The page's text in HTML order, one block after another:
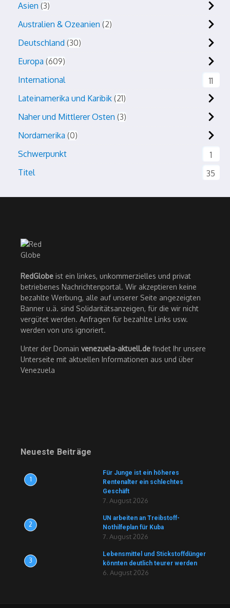
Asien 3
Australien & Ozeanien 2
Deutschland 30
Europa 609
International
11
Lateinamerika und Karibik 21
Naher und Mittlerer Osten 3
Nordamerika 0
Schwerpunkt
1
Titel
35
RedGlobe ist ein linkes, unkommerzielles und privat
betriebenes Nachrichtenportal. Wir akzeptieren keine
bezahlte Werbung, alle auf unserer Seite angezeigten
Banner u.ä. sind Solidaritätsanzeigen, für die wir nicht
vergütet werden. Anfragen für bezahlte Links usw.
werden von uns ignoriert.
Unter der Domain venezuela-aktuell.de findet Ihr unsere
Unterseite mit aktuellen Informationen aus und über
Venezuela
Neueste Beiträge
1
Für Junge ist ein höheres
Rentenalter ein schlechtes
Geschäft
7. August 2026
2
UN arbeiten an Treibstoff-
Nothilfeplan für Kuba
7. August 2026
3
Lebensmittel und Stickstoffdünger
könnten deutlich teurer werden
6. August 2026